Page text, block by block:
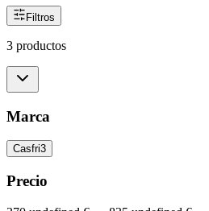
Filtros
3 productos
Marca
Casfri3
Precio